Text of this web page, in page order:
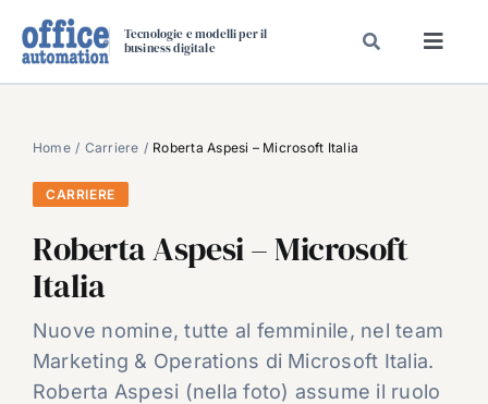
Tecnologie e modelli per il
business digitale
SPECIAL PAPER
TAVOLE ROTONDE DI REDAZIONE
CARRIERE
VIDEO
EVENTI
CHI SIAMO
Home Carriere Roberta Aspesi – Microsoft Italia
CARRIERE
Roberta Aspesi – Microsoft
Italia
Nuove nomine, tutte al femminile, nel team
Marketing & Operations di Microsoft Italia.
Roberta Aspesi (nella foto) assume il ruolo